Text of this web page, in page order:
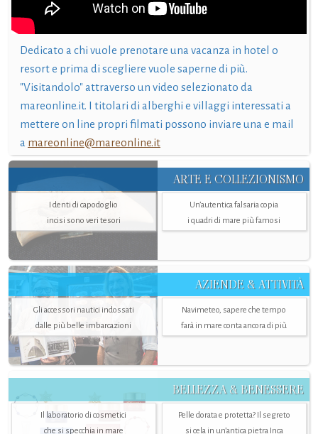
Dedicato a chi vuole prenotare una vacanza in hotel o
resort e prima di scegliere vuole saperne di più.
"Visitandolo" attraverso un video selezionato da
mareonline.it. I titolari di alberghi e villaggi interessati a
mettere on line propri filmati possono inviare una e mail
a mareonline@mareonline.it
ARTE E COLLEZIONISMO
I denti di capodoglio
incisi sono veri tesori
Un’autentica falsaria copia
i quadri di mare più famosi
AZIENDE & ATTIVITÀ
Gli accessori nautici indossati
dalle più belle imbarcazioni
Navimeteo, sapere che tempo
farà in mare conta ancora di più
BELLEZZA & BENESSERE
Il laboratorio di cosmetici
che si specchia in mare
Pelle dorata e protetta? Il segreto
si cela in un’antica pietra Inca